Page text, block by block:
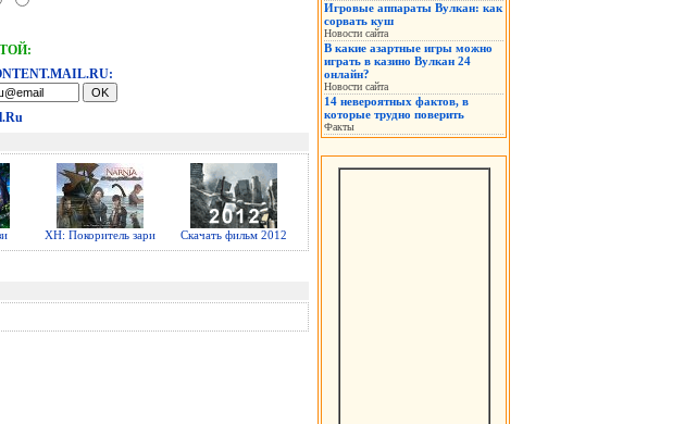
ХН: Покоритель зари Скачать фильм 2012
Игровые аппараты Вулкан: как
сорвать куш
Новости сайта
В какие азартные игры можно
играть в казино Вулкан 24
онлайн?
Новости сайта
14 невероятных фактов, в
которые трудно поверить
Факты